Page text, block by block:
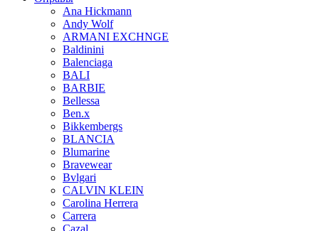
Ana Hickmann
Andy Wolf
ARMANI EXCHNGE
Baldinini
Balenciaga
BALI
BARBIE
Bellessa
Ben.x
Bikkembergs
BLANCIA
Blumarine
Bravewear
Bvlgari
CALVIN KLEIN
Carolina Herrera
Carrera
Cazal